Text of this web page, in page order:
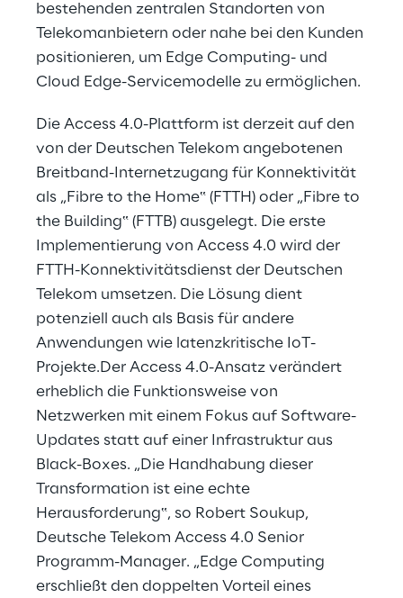
bestehenden zentralen Standorten von
Telekomanbietern oder nahe bei den Kunden
positionieren, um Edge Computing- und
Cloud Edge-Servicemodelle zu ermöglichen.
Die Access 4.0-Plattform ist derzeit auf den
von der Deutschen Telekom angebotenen
Breitband-Internetzugang für Konnektivität
als „Fibre to the Home‟ (FTTH) oder „Fibre to
the Building‟ (FTTB) ausgelegt. Die erste
Implementierung von Access 4.0 wird der
FTTH-Konnektivitätsdienst der Deutschen
Telekom umsetzen. Die Lösung dient
potenziell auch als Basis für andere
Anwendungen wie latenzkritische IoT-
Projekte.Der Access 4.0-Ansatz verändert
erheblich die Funktionsweise von
Netzwerken mit einem Fokus auf Software-
Updates statt auf einer Infrastruktur aus
Black-Boxes. „Die Handhabung dieser
Transformation ist eine echte
Herausforderung‟, so Robert Soukup,
Deutsche Telekom Access 4.0 Senior
Programm-Manager. „Edge Computing
erschließt den doppelten Vorteil eines